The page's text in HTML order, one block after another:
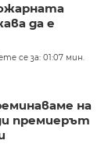
да е
се за: 01:07 мин.
на
премиерът